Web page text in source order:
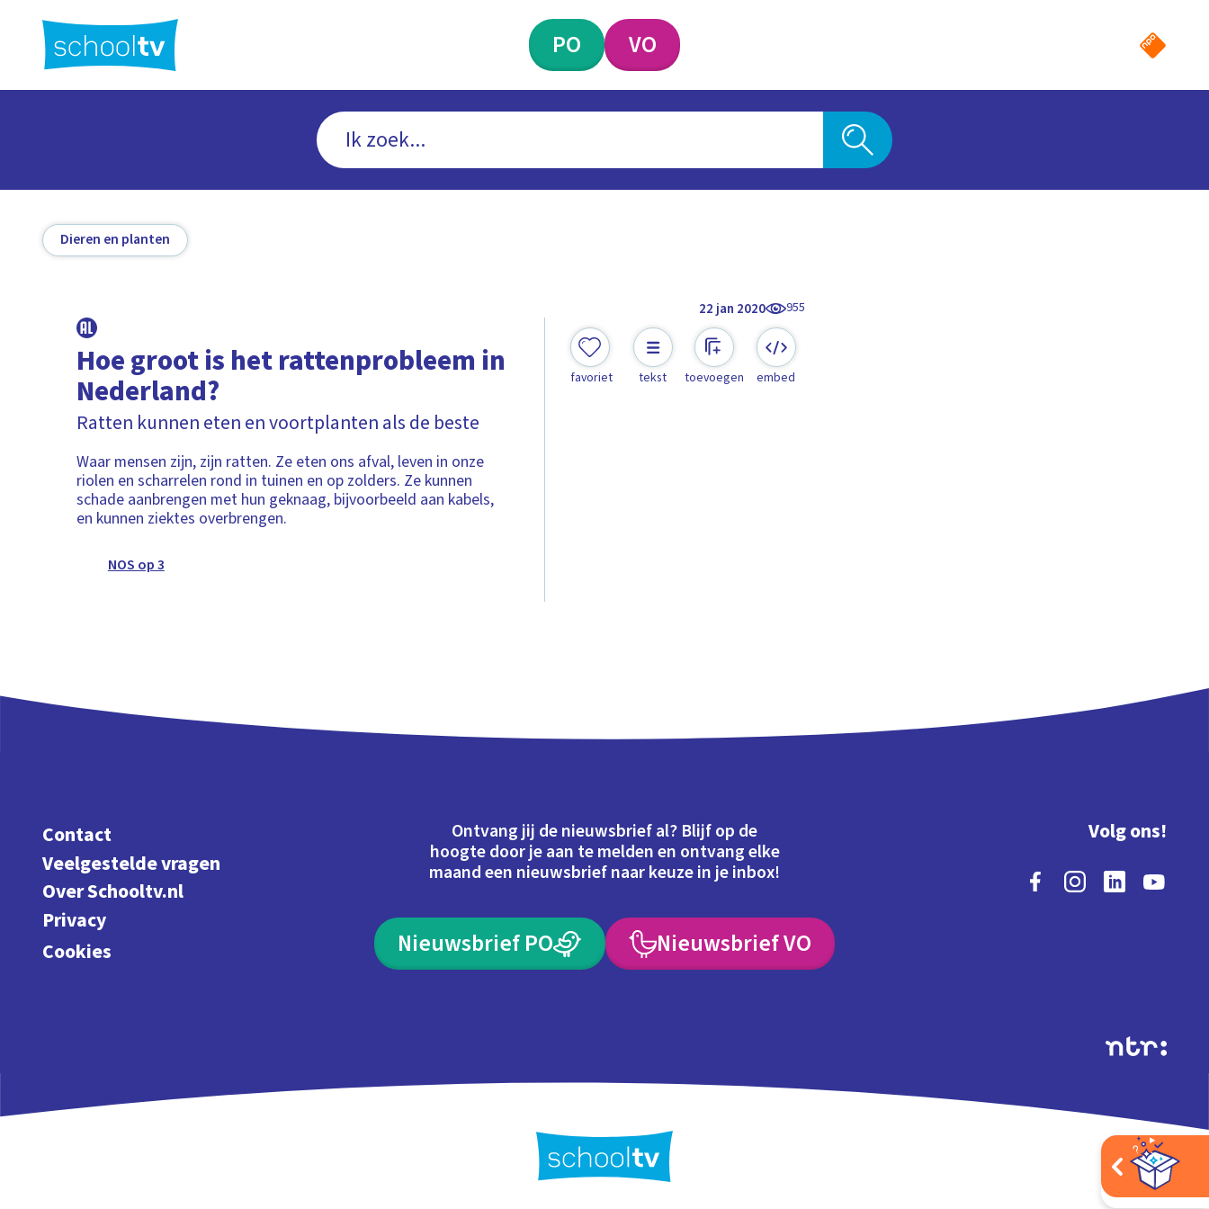
hoofdinhoud
PO VO
Dieren en planten
22 jan 2020 955
Hoe groot is het rattenprobleem in
Nederland?
Ratten kunnen eten en voortplanten als de beste
Waar mensen zijn, zijn ratten. Ze eten ons afval, leven in onze
riolen en scharrelen rond in tuinen en op zolders. Ze kunnen
schade aanbrengen met hun geknaag, bijvoorbeeld aan kabels,
en kunnen ziektes overbrengen.
NOS op 3
favoriet tekst toevoegen embed
Contact
Veelgestelde vragen
Over Schooltv.nl
Privacy
Cookies
Ontvang jij de nieuwsbrief al? Blijf op de
hoogte door je aan te melden en ontvang elke
maand een nieuwsbrief naar keuze in je inbox!
Nieuwsbrief PO Nieuwsbrief VO
Volg ons!
Extra's